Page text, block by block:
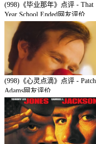
(998)《毕业那年》点评 - That
Year School Ended网友评价
(998)《心灵点滴》点评 - Patch
Adams网友评价